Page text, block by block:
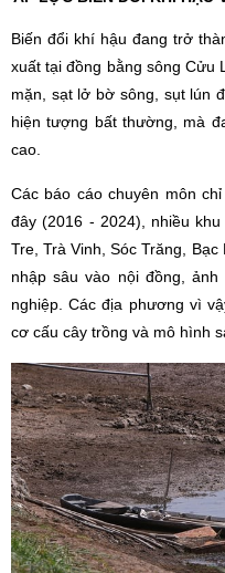
Biến đổi khí hậu đang trở
xuất tại đồng bằng sông Cửu
mặn, sạt lở bờ sông, sụt lún
hiện tượng bất thường, mà
cao.
Các báo cáo chuyên môn
đây (2016 - 2024), nhiều
Tre, Trà Vinh, Sóc Trăng,
nhập sâu vào nội đồng,
nghiệp. Các địa phương vì
cơ cấu cây trồng và mô hình